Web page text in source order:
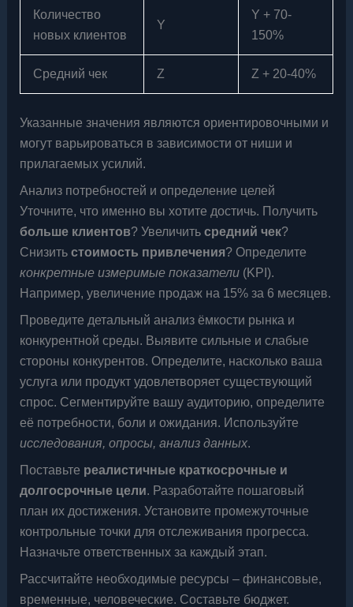
Количество
новых клиентов
Y
Y + 70-
150%
Средний чек Z Z + 20-40%
Указанные значения являются ориентировочными и
могут варьироваться в зависимости от ниши и
прилагаемых усилий.
Анализ потребностей и определение целей
Уточните, что именно вы хотите достичь. Получить
больше клиентов? Увеличить средний чек?
Снизить стоимость привлечения? Определите
конкретные измеримые показатели(KPI).
Например, увеличение продаж на 15% за 6 месяцев.
Проведите детальный анализ ёмкости рынка и
конкурентной среды. Выявите сильные и слабые
стороны конкурентов. Определите, насколько ваша
услуга или продукт удовлетворяет существующий
спрос. Сегментируйте вашу аудиторию, определите
её потребности, боли и ожидания. Используйте
исследования, опросы, анализ данных.
Поставьте реалистичные краткосрочные и
долгосрочные цели. Разработайте пошаговый
план их достижения. Установите промежуточные
контрольные точки для отслеживания прогресса.
Назначьте ответственных за каждый этап.
Рассчитайте необходимые ресурсы – финансовые,
временные, человеческие. Составьте бюджет.